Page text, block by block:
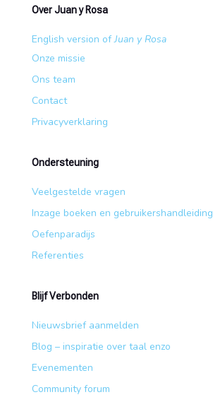
Over Juan y Rosa
English version ofJuan y Rosa
Onze missie
Ons team
Contact
Privacyverklaring
Ondersteuning
Veelgestelde vragen
Inzage boeken en gebruikershandleiding
Oefenparadijs
Referenties
Blijf Verbonden
Nieuwsbrief aanmelden
Blog – inspiratie over taal enzo
Evenementen
Community forum